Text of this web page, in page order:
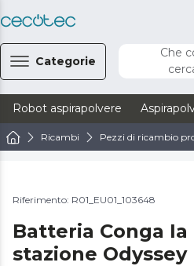
Categorie
Che
Robot aspirapolvere
Ricambi Pezzi di ricambio
Riferimento: R01_EU01_103648
Batteria Conga Ia
stazione Odyssey